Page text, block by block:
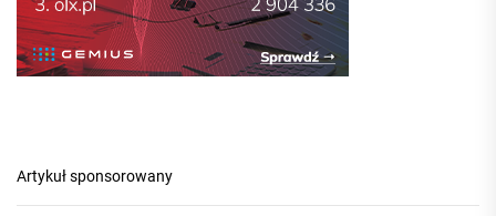
Artykuł sponsorowany